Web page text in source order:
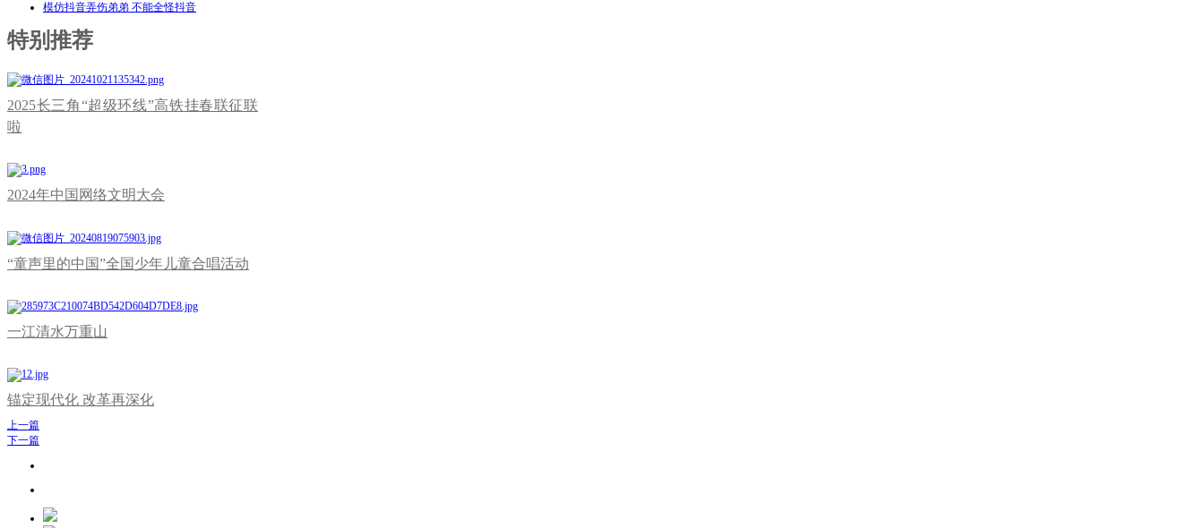
模仿抖音弄伤弟弟 不能全怪抖音
特别推荐
2025长三角“超级环线”高铁挂春联征联
啦
2024年中国网络文明大会
“童声里的中国”全国少年儿童合唱活动
一江清水万重山
锚定现代化 改革再深化
上一篇
下一篇